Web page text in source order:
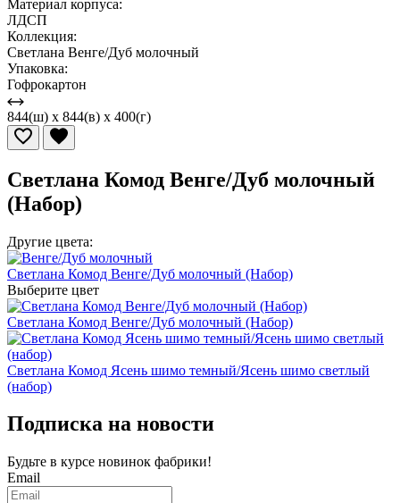
Материал корпуса:
ЛДСП
Коллекция:
Светлана Венге/Дуб молочный
Упаковка:
Гофрокартон
844(ш) x 844(в) x 400(г)
Светлана Комод Венге/Дуб молочный
(Набор)
Другие цвета:
Светлана Комод Венге/Дуб молочный (Набор)
Выберите цвет
Светлана Комод Венге/Дуб молочный (Набор)
Светлана Комод Ясень шимо темный/Ясень шимо светлый
(набор)
Подписка на новости
Будьте в курсе новинок фабрики!
Email